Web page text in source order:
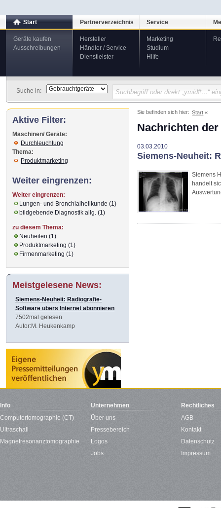
Start
Geräte kaufen
Ausschreibungen
Partnerverzeichnis
Hersteller
Händler / Service
Dienstleister
Service
Marketing
Studium
Hilfe
Suche in:
Sie befinden sich hier: Start
Nachrichten
03.03.2010
Siemens-Neuheit:
Siemens
handelt
Aktive Filter:
Maschinen/ Geräte:
Durchleuchtung
Thema:
Produktmarketing
Weiter eingrenzen:
Weiter eingrenzen:
Lungen- und Bronchialheilkunde (1)
bildgebende Diagnostik allg. (1)
zu diesem Thema:
Neuheiten (1)
Produktmarketing (1)
Firmenmarketing (1)
Meistgelesene News:
Siemens-Neuheit: Radiografie-
Software übers Internet abonnieren
7502mal gelesen
Autor:M. Heukenkamp
Info
Computertomographie (CT)
Ultraschall
Magnetresonanztomographie
Unternehmen
Über uns
Pressebereich
Logos
Jobs
Rechtliches
AGB
Kontakt
Datenschutz
Impressum